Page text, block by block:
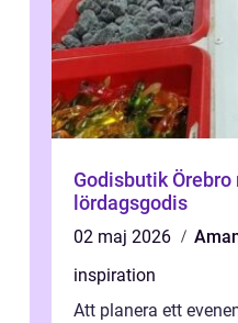
Godisbutik Örebro mer än bara
lördagsgodis
02 maj 2026
inspiration
Att planera ett